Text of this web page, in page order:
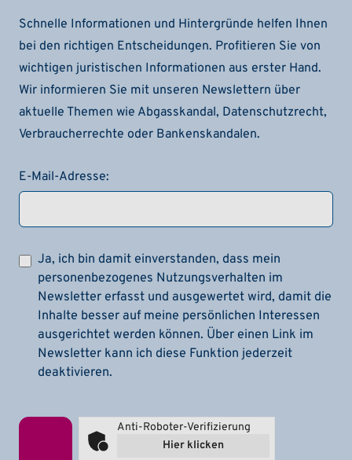
Schnelle Informationen und Hintergründe helfen Ihnen
bei den richtigen Entscheidungen. Profitieren Sie von
wichtigen juristischen Informationen aus erster Hand.
Wir informieren Sie mit unseren Newslettern über
aktuelle Themen wie Abgasskandal, Datenschutzrecht,
Verbraucherrechte oder Bankenskandalen.
E-Mail-Adresse:
Ja, ich bin damit einverstanden, dass mein
personenbezogenes Nutzungsverhalten im
Newsletter erfasst und ausgewertet wird, damit die
Inhalte besser auf meine persönlichen Interessen
ausgerichtet werden können. Über einen Link im
Newsletter kann ich diese Funktion jederzeit
deaktivieren.
Anti-Roboter-Verifizierung
Hier klicken